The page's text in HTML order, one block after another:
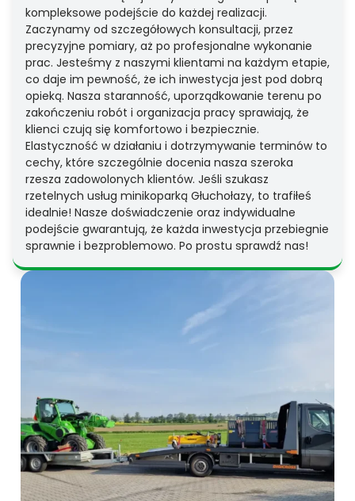
kompleksowe podejście do każdej realizacji.
Zaczynamy od szczegółowych konsultacji, przez
precyzyjne pomiary, aż po profesjonalne wykonanie
prac. Jesteśmy z naszymi klientami na każdym etapie,
co daje im pewność, że ich inwestycja jest pod dobrą
opieką. Nasza staranność, uporządkowanie terenu po
zakończeniu robót i organizacja pracy sprawiają, że
klienci czują się komfortowo i bezpiecznie.
Elastyczność w działaniu i dotrzymywanie terminów to
cechy, które szczególnie docenia nasza szeroka
rzesza zadowolonych klientów. Jeśli szukasz
rzetelnych usług minikoparką Głuchołazy, to trafiłeś
idealnie! Nasze doświadczenie oraz indywidualne
podejście gwarantują, że każda inwestycja przebiegnie
sprawnie i bezproblemowo. Po prostu sprawdź nas!